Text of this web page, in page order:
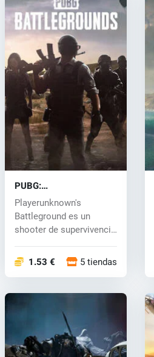
PUBG:
BATTLEGROUNDS (PC)
key
Playerunknown's
Battleground es un
shooter de supervivencia
1.53 € 5 tiendas